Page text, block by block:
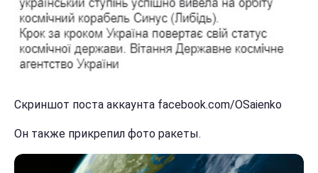
Скриншот поста аккаунта facebook.com/OSaienko
Он также прикрепил фото ракеты.